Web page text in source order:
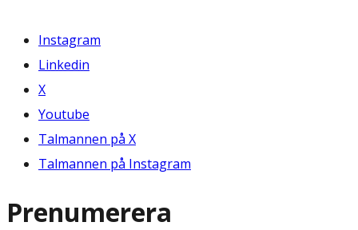
Instagram
Linkedin
X
Youtube
Talmannen på X
Talmannen på Instagram
Prenumerera